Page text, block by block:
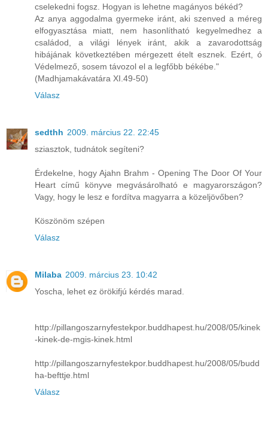
cselekedni fogsz. Hogyan is lehetne magányos békéd?
Az anya aggodalma gyermeke iránt, aki szenved a méreg
elfogyasztása miatt, nem hasonlítható kegyelmedhez a
családod, a világi lények iránt, akik a zavarodottság
hibájának következtében mérgezett ételt esznek. Ezért, ó
Védelmező, sosem távozol el a legfőbb békébe."
(Madhjamakávatára XI.49-50)
Válasz
sedthh 2009. március 22. 22:45
sziasztok, tudnátok segíteni?
Érdekelne, hogy Ajahn Brahm - Opening The Door Of Your
Heart című könyve megvásárolható e magyarországon?
Vagy, hogy le lesz e fordítva magyarra a közeljövőben?
Köszönöm szépen
Válasz
Milaba 2009. március 23. 10:42
Yoscha, lehet ez örökifjú kérdés marad.
http://pillangoszarnyfestekpor.buddhapest.hu/2008/05/kinek
-kinek-de-mgis-kinek.html
http://pillangoszarnyfestekpor.buddhapest.hu/2008/05/budd
ha-befttje.html
Válasz